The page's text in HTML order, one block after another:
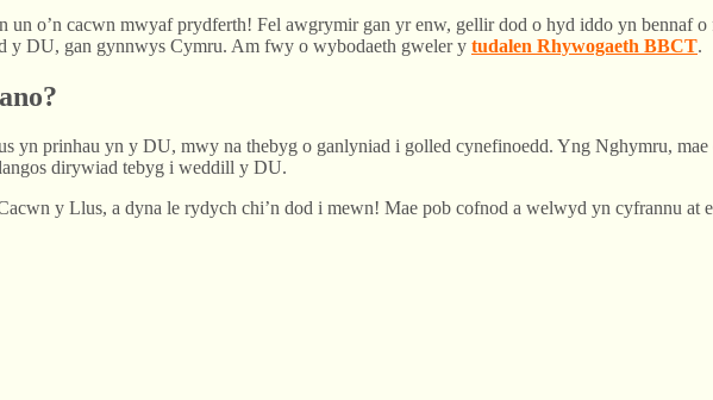
un o’n cacwn mwyaf prydferth! Fel awgrymir gan yr enw, gellir dod o hyd iddo yn bennaf o
y DU, gan gynnwys Cymru. Am fwy o wybodaeth gweler y tudalen Rhywogaeth BBCT.
yn prinhau yn y DU, mwy na thebyg o ganlyniad i golled cynefinoedd. Yng Nghymru, mae
dirywiad tebyg i weddill y DU.
y Llus, a dyna le rydych chi’n dod i mewn! Mae pob cofnod a welwyd yn cyfrannu at